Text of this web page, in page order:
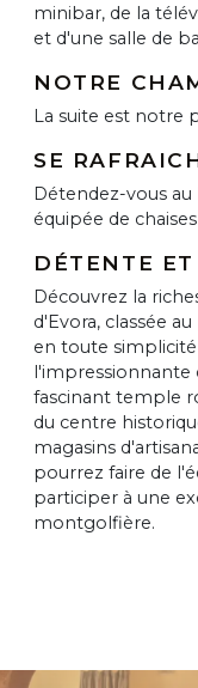
minibar, de la
et d'une salle de
NOTRE
La suite est notre
SE
Détendez-vous
équipée de
DÉTENTE
Découvrez la
d'Evora, classée
en toute simplicité
l'impressionnante
fascinant temple
du centre
magasins
pourrez faire de
participer à une
montgolfière.